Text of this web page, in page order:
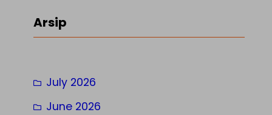
c
Arsip
July 2026
June 2026